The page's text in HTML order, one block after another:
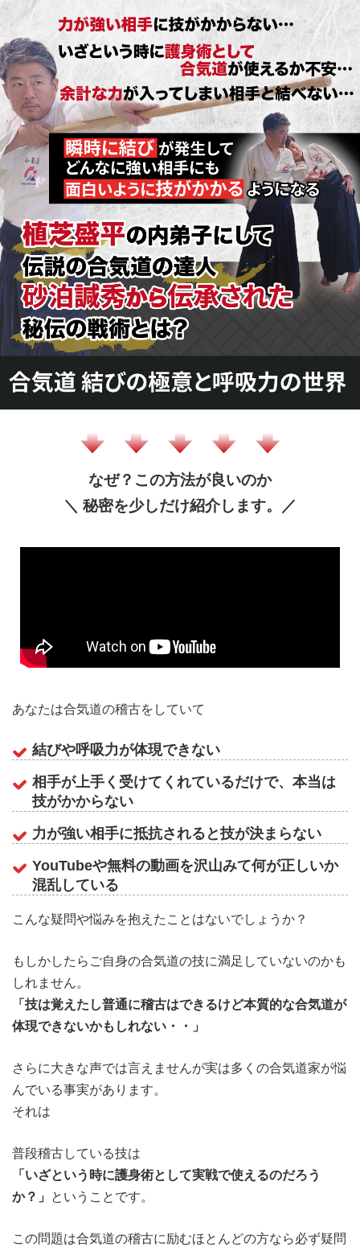
なぜ？この方法が良いのか
＼ 秘密を少しだけ紹介します。／
あなたは合気道の稽古をしていて
結びや呼吸力が体現できない
相手が上手く受けてくれているだけで、本当は
技がかからない
力が強い相手に抵抗されると技が決まらない
YouTubeや無料の動画を沢山みて何が正しいか
混乱している
こんな疑問や悩みを抱えたことはないでしょうか？
もしかしたらご自身の合気道の技に満足していないのかも
しれません。
「技は覚えたし普通に稽古はできるけど本質的な合気道が
体現できないかもしれない・・」
さらに大きな声では言えませんが実は多くの合気道家が悩
んでいる事実があります。
それは
普段稽古している技は
「いざという時に護身術として実戦で使えるのだろう
か？」
ということです。
この問題は合気道の稽古に励むほとんどの方なら必ず疑問